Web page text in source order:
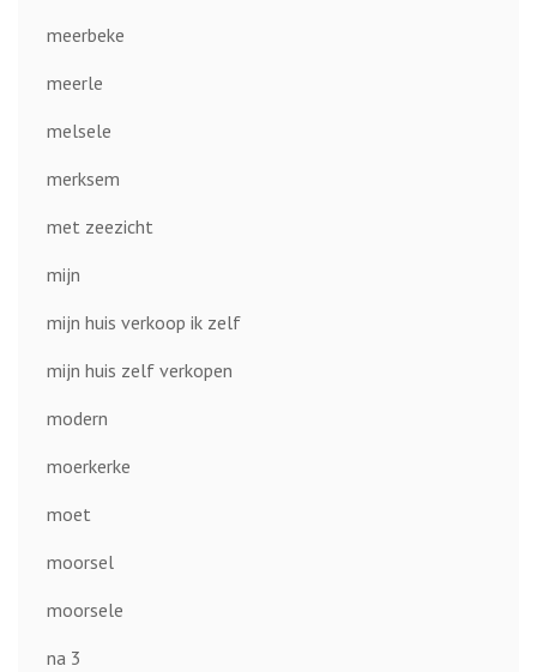
meerbeke
meerle
melsele
merksem
met zeezicht
mijn
mijn huis verkoop ik zelf
mijn huis zelf verkopen
modern
moerkerke
moet
moorsel
moorsele
na 3